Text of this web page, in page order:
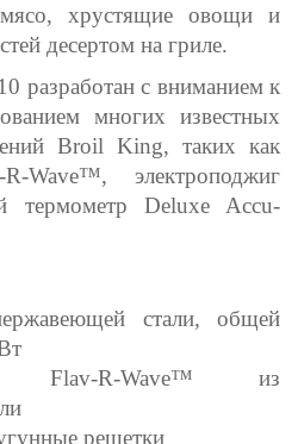
мясо, хрустящие овощи и
десертом на гриле.
разработан с вниманием к
многих известных
Broil King, таких как
Wave™, электроподжиг
Deluxe Accu-
стали, общей
Flav-R-Wave™ из
решетки